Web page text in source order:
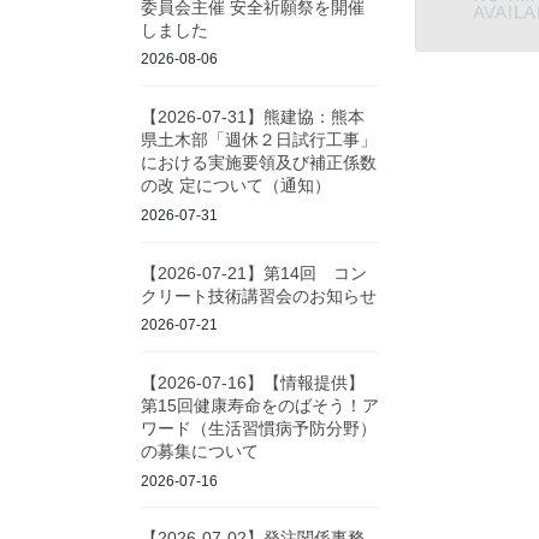
委員会主催 安全祈願祭を開催
しました
2026-08-06
【2026-07-31】熊建協：熊本
県土木部「週休２日試行工事」
における実施要領及び補正係数
の改 定について（通知）
2026-07-31
【2026-07-21】第14回 コン
クリート技術講習会のお知らせ
2026-07-21
【2026-07-16】【情報提供】
第15回健康寿命をのばそう！ア
ワード（生活習慣病予防分野）
の募集について
2026-07-16